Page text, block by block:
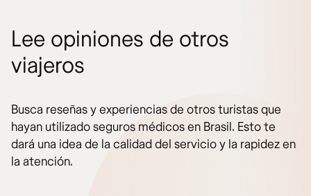
Lee opiniones de otros
viajeros
Busca reseñas y experiencias de otros turistas que
hayan utilizado seguros médicos en Brasil. Esto te
dará una idea de la calidad del servicio y la rapidez en
la atención.